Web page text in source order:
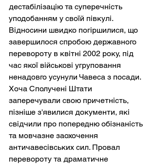
дестабілізацію та суперечність
уподобанням у своїй півкулі.
Відносини швидко погіршилися, що
завершилося спробою державного
перевороту в квітні 2002 року, під
час якої військові угруповання
ненадовго усунули Чавеса з посади.
Хоча Сполучені Штати
заперечували свою причетність,
пізніше з'явилися документи, які
свідчили про попередню обізнаність
та мовчазне заохочення
античавесівських сил. Провал
перевороту та драматичне